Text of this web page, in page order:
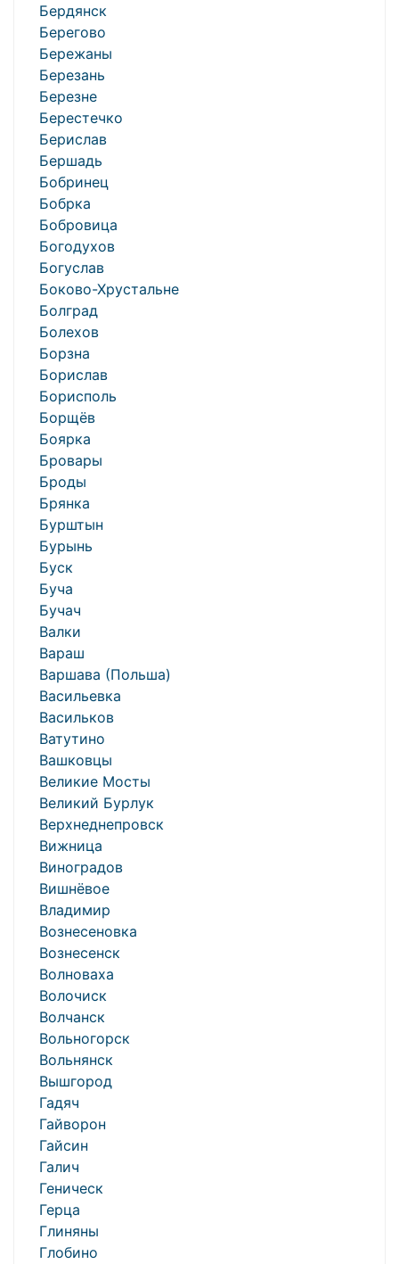
Бердянск
Берегово
Бережаны
Березань
Березне
Берестечко
Берислав
Бершадь
Бобринец
Бобрка
Бобровица
Богодухов
Богуслав
Боково-Хрустальне
Болград
Болехов
Борзна
Борислав
Борисполь
Борщёв
Боярка
Бровары
Броды
Брянка
Бурштын
Бурынь
Буск
Буча
Бучач
Валки
Вараш
Варшава (Польша)
Васильевка
Васильков
Ватутино
Вашковцы
Великие Мосты
Великий Бурлук
Верхнеднепровск
Вижница
Виноградов
Вишнёвое
Владимир
Вознесеновка
Вознесенск
Волноваха
Волочиск
Волчанск
Вольногорск
Вольнянск
Вышгород
Гадяч
Гайворон
Гайсин
Галич
Геническ
Герца
Глиняны
Глобино